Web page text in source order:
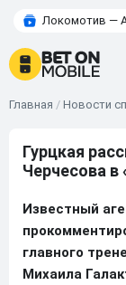
Локомотив —
Главная / Новости
Гурцкая
Черчесова
Известный
главного
Михаила